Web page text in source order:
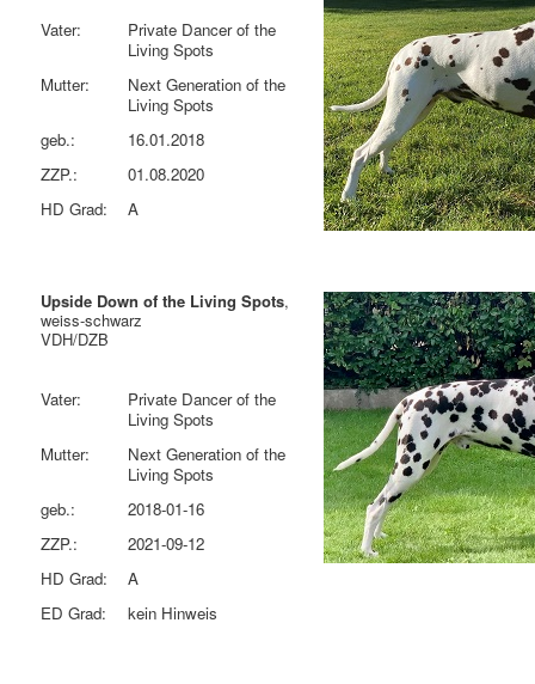
Vater:
Private Dancer of the
Living Spots
Mutter:
Next Generation of the
Living Spots
geb.:
16.01.2018
ZZP.:
01.08.2020
HD Grad:
A
Upside Down of the Living Spots,
weiss-schwarz
VDH/DZB
Vater:
Private Dancer of the
Living Spots
Mutter:
Next Generation of the
Living Spots
geb.:
2018-01-16
ZZP.:
2021-09-12
HD Grad:
A
ED Grad:
kein Hinweis